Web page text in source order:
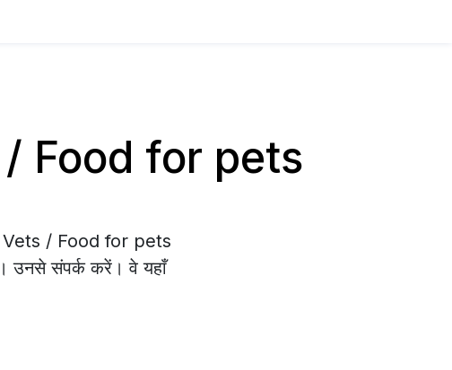
/ Food for pets
/ Vets / Food for pets
उनसे संपर्क करें। वे यहाँ